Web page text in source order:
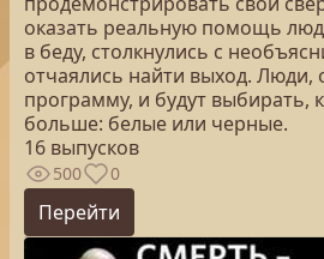
оказать реальную помощь
в беду, столкнулись с
отчаялись найти выход. Люди,
программу, и будут выбирать,
больше: белые или черные.
16 выпусков
500 0
Перейти